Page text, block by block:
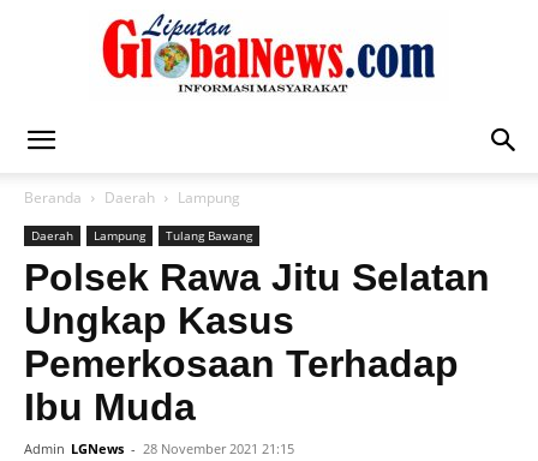
Global
News
Beranda Daerah Lampung
Daerah Lampung Tulang Bawang
Polsek Rawa Jitu Selatan
Ungkap Kasus
Pemerkosaan Terhadap
Ibu Muda
Admin LGNews - 28 November 2021 21:15